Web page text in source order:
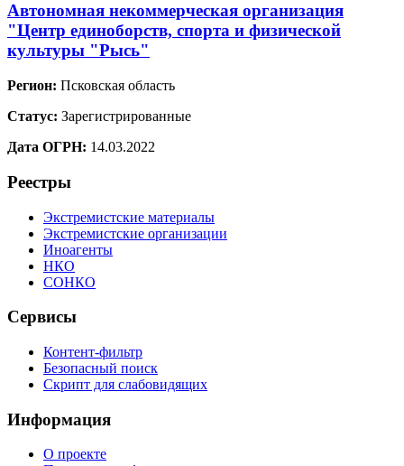
Автономная некоммерческая организация
"Центр единоборств, спорта и физической
культуры "Рысь"
Регион: Псковская область
Статус: Зарегистрированные
Дата ОГРН: 14.03.2022
Реестры
Экстремистские материалы
Экстремистские организации
Иноагенты
НКО
СОНКО
Сервисы
Контент-фильтр
Безопасный поиск
Скрипт для слабовидящих
Информация
О проекте